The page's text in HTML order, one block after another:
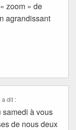
zoom » de
agrandissant
a dit :
à vous
de nous deux